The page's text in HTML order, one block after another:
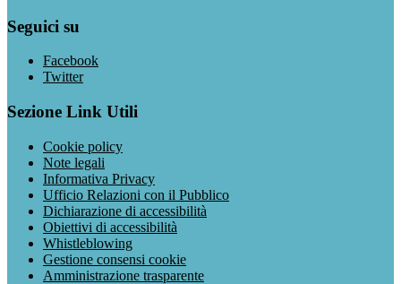
Seguici su
Facebook
Twitter
Sezione Link Utili
Cookie policy
Note legali
Informativa Privacy
Ufficio Relazioni con il Pubblico
Dichiarazione di accessibilità
Obiettivi di accessibilità
Whistleblowing
Gestione consensi cookie
Amministrazione trasparente